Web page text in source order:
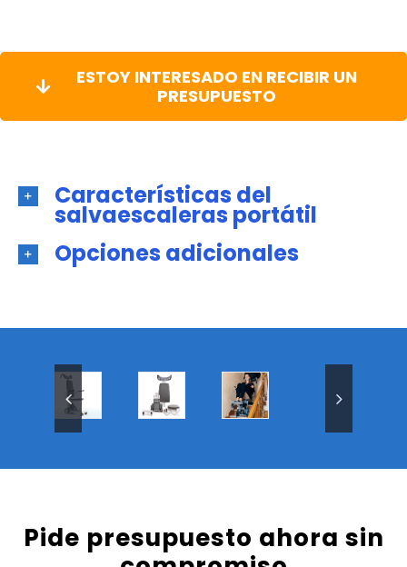
ESTOY INTERESADO EN RECIBIR UN
PRESUPUESTO
Características del
salvaescaleras portátil
Opciones adicionales
Pide presupuesto ahora sin